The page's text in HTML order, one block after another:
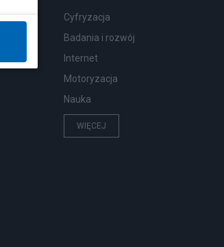
Cyfryzacja
Badania i rozwój
Internet
Motoryzacja
Nauka
WIĘCEJ